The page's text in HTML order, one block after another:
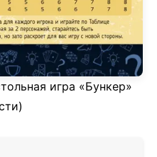
игра «Бункер»